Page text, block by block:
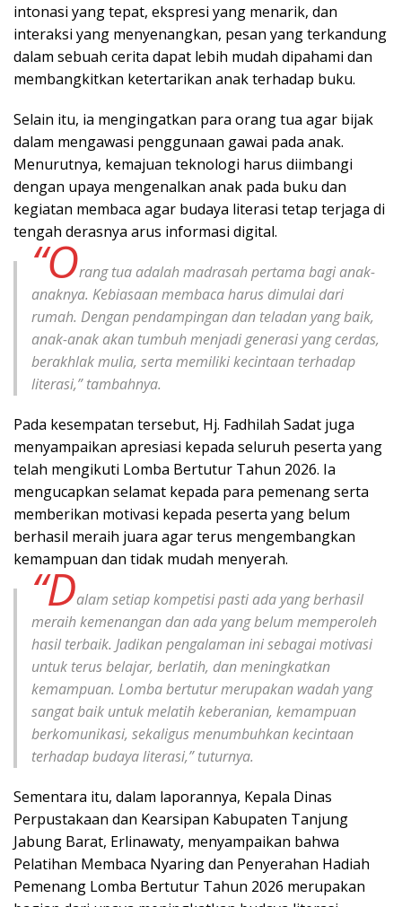
intonasi yang tepat, ekspresi yang menarik, dan
interaksi yang menyenangkan, pesan yang terkandung
dalam sebuah cerita dapat lebih mudah dipahami dan
membangkitkan ketertarikan anak terhadap buku.
Selain itu, ia mengingatkan para orang tua agar bijak
dalam mengawasi penggunaan gawai pada anak.
Menurutnya, kemajuan teknologi harus diimbangi
dengan upaya mengenalkan anak pada buku dan
kegiatan membaca agar budaya literasi tetap terjaga di
tengah derasnya arus informasi digital.
“Orang tua adalah madrasah pertama bagi anak-
anaknya. Kebiasaan membaca harus dimulai dari
rumah. Dengan pendampingan dan teladan yang baik,
anak-anak akan tumbuh menjadi generasi yang cerdas,
berakhlak mulia, serta memiliki kecintaan terhadap
literasi,” tambahnya.
Pada kesempatan tersebut, Hj. Fadhilah Sadat juga
menyampaikan apresiasi kepada seluruh peserta yang
telah mengikuti Lomba Bertutur Tahun 2026. Ia
mengucapkan selamat kepada para pemenang serta
memberikan motivasi kepada peserta yang belum
berhasil meraih juara agar terus mengembangkan
kemampuan dan tidak mudah menyerah.
“Dalam setiap kompetisi pasti ada yang berhasil
meraih kemenangan dan ada yang belum memperoleh
hasil terbaik. Jadikan pengalaman ini sebagai motivasi
untuk terus belajar, berlatih, dan meningkatkan
kemampuan. Lomba bertutur merupakan wadah yang
sangat baik untuk melatih keberanian, kemampuan
berkomunikasi, sekaligus menumbuhkan kecintaan
terhadap budaya literasi,” tuturnya.
Sementara itu, dalam laporannya, Kepala Dinas
Perpustakaan dan Kearsipan Kabupaten Tanjung
Jabung Barat, Erlinawaty, menyampaikan bahwa
Pelatihan Membaca Nyaring dan Penyerahan Hadiah
Pemenang Lomba Bertutur Tahun 2026 merupakan